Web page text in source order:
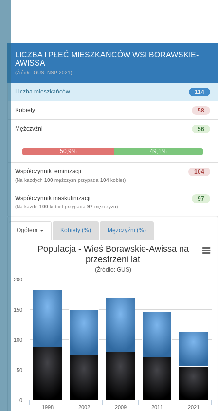
LICZBA I PŁEĆ MIESZKAŃCÓW WSI BORAWSKIE-
AWISSA
(Źródło: GUS, NSP 2021)
114
Liczba mieszkańców
58
Kobiety
56
Mężczyźni
50,9% 49,1%
104
Współczynnik feminizacji
(Na każdych 100 mężczyzn przypada 104 kobiet)
97
Współczynnik maskulinizacji
(Na każde 100 kobiet przypada 97 mężczyzn)
Ogółem Kobiety (%) Mężczyźni (%)
Populacja - Wieś Borawskie-Awissa na
przestrzeni lat
(Źródło: GUS)
1998 2002 2009 2011 2021
0
50
100
150
200